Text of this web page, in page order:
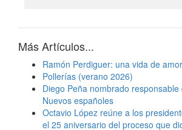
Más Artículos...
Ramón Perdiguer: una vida de
Pollerías (verano 2026)
Diego Peña nombrado
Nuevos españoles
Octavio López reúne a los
el 25 aniversario del proceso que